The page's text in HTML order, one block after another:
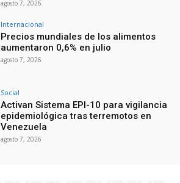
agosto 7, 2026
Internacional
Precios mundiales de los alimentos
aumentaron 0,6% en julio
agosto 7, 2026
Social
Activan Sistema EPI-10 para vigilancia
epidemiológica tras terremotos en
Venezuela
agosto 7, 2026